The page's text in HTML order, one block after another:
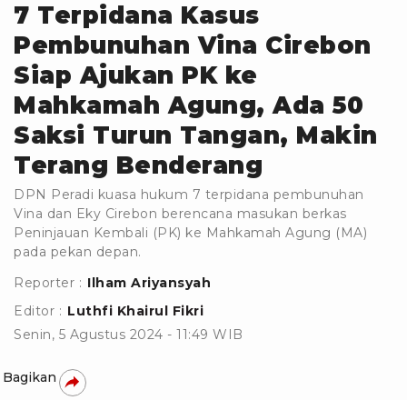
7 Terpidana Kasus
Pembunuhan Vina Cirebon
Siap Ajukan PK ke
Mahkamah Agung, Ada 50
Saksi Turun Tangan, Makin
Terang Benderang
DPN Peradi kuasa hukum 7 terpidana pembunuhan
Vina dan Eky Cirebon berencana masukan berkas
Peninjauan Kembali (PK) ke Mahkamah Agung (MA)
pada pekan depan.
Reporter : Ilham Ariyansyah
Editor : Luthfi Khairul Fikri
Senin, 5 Agustus 2024 - 11:49 WIB
Bagikan